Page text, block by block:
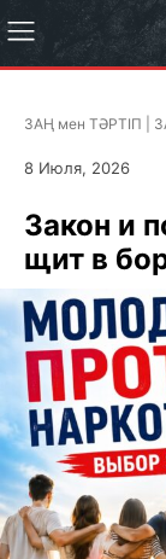
ЗАҢ мен ТӘРТІП |
8 Июля, 2026
Закон и
щит в